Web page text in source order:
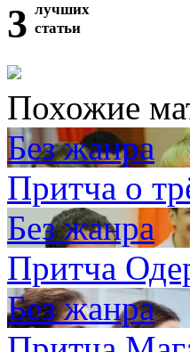
3 лучших
статьи
Похожие
Без жанра
Притча о
Без жанра
Притча
Без жанра